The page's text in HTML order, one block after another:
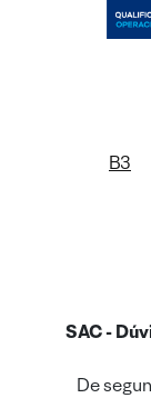
B3
SAC -
De